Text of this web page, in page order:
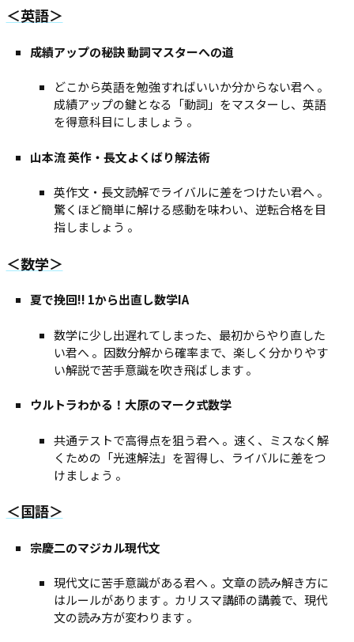
＜英語＞
成績アップの秘訣 動詞マスターへの道
どこから英語を勉強すればいいか分からない君へ 。
成績アップの鍵となる「動詞」をマスターし、英語
を得意科目にしましょう 。
山本流 英作・長文よくばり解法術
英作文・長文読解でライバルに差をつけたい君へ 。
驚くほど簡単に解ける感動を味わい、逆転合格を目
指しましょう 。
＜数学＞
夏で挽回!! 1から出直し数学IA
数学に少し出遅れてしまった、最初からやり直した
い君へ 。因数分解から確率まで、楽しく分かりやす
い解説で苦手意識を吹き飛ばします 。
ウルトラわかる！大原のマーク式数学
共通テストで高得点を狙う君へ 。速く、ミスなく解
くための「光速解法」を習得し、ライバルに差をつ
けましょう 。
＜国語＞
宗慶二のマジカル現代文
現代文に苦手意識がある君へ 。文章の読み解き方に
はルールがあります 。カリスマ講師の講義で、現代
文の読み方が変わります 。